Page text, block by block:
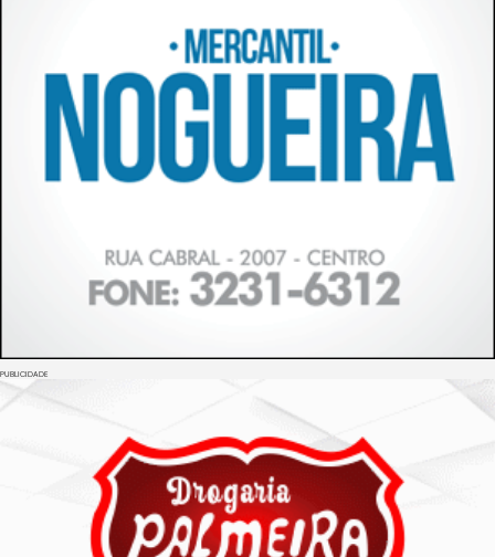
PUBLICIDADE